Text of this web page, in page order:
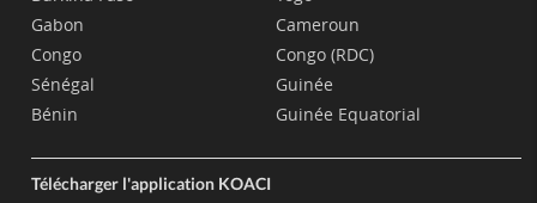
Gabon
Congo
Sénégal
Bénin
Cameroun
Congo (RDC)
Guinée
Guinée Equatorial
Télécharger l'application KOACI